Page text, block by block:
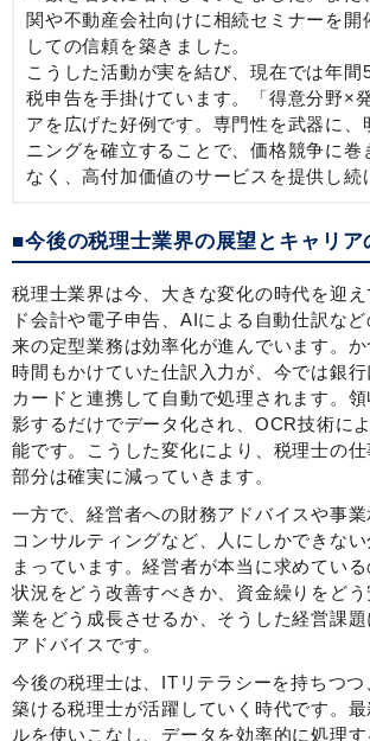
関や不動産会社向けに相続セミナーを開
しての信頼を築きました。
こうした活動が実を結び、現在では年間
税申告を手掛けています。「得意分野×
アを広げた好例です。専門性を武器に、
ニングを確立することで、価格競争に巻
なく、高付加価値のサービスを提供し続
■今後の税理士業界の展望とキャリア
税理士業界は今、大きな変化の時代を迎
ド会計や電子申告、AIによる自動仕訳な
来の定型業務は効率化が進んでいます。
時間もかけていた仕訳入力が、今では銀
カードと連携して自動で処理されます。
影するだけでデータ化され、OCR技術に
能です。こうした変化により、税理士の
部分は確実に減っていきます。
一方で、経営者への財務アドバイスや事
コンサルティングなど、人にしかできな
まっています。経営者が本当に求めてい
状況をどう改善すべきか、資金繰りをど
業をどう成長させるか、そうした経営課
アドバイスです。
今後の税理士は、ITリテラシーを持ちつつ
築ける税理士が活躍していく時代です。
ルを使いこなし、データを効率的に処理